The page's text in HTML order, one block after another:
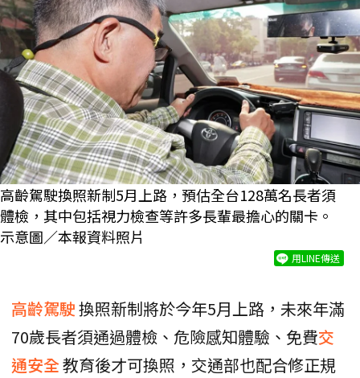
高齡駕駛換照新制5月上路，預估全台128萬名長者須
體檢，其中包括視力檢查等許多長輩最擔心的關卡。
示意圖／本報資料照片
用LINE傳送
高齡駕駛換照新制將於今年5月上路，未來年滿
70歲長者須通過體檢、危險感知體驗、免費交
通安全教育後才可換照，交通部也配合修正規